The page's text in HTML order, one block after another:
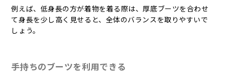
例えば、低身長の方が着物を着る際は、厚底ブーツを合わせ
て身長を少し高く見せると、全体のバランスを取りやすいで
しょう。
手持ちのブーツを利用できる